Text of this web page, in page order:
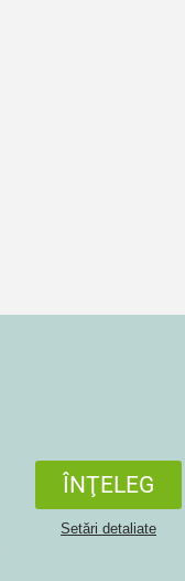
ÎNŢELEG
Setări detaliate